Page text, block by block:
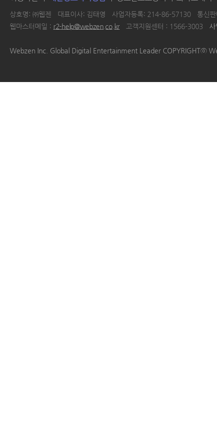
상호명: ㈜웹젠 대표이사: 김태영 사업자등록: 214-86-57130
통신
웹마스터메일 : r2-help@webzen.co.kr 고객지원센터 : 1566-3003
Webzen Inc. Global Digital Entertainment Leader COPYRIGHTⓒ